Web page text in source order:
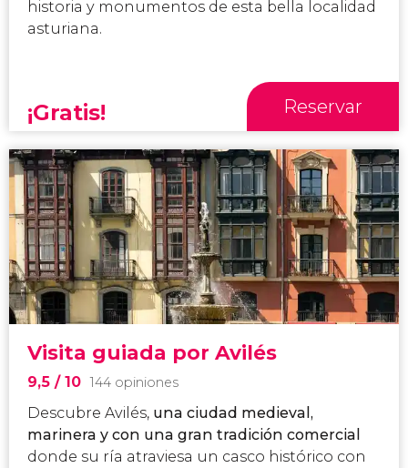
historia y monumentos de esta bella localidad
asturiana.
¡Gratis! Reservar
Visita guiada por Avilés
9,5 / 10 144 opiniones
Descubre Avilés, una ciudad medieval,
marinera y con una gran tradición comercial
donde su ría atraviesa un casco histórico con